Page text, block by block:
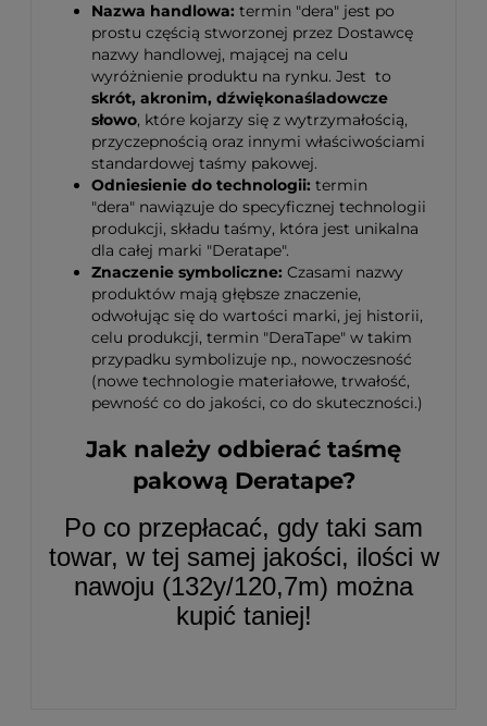
Nazwa handlowa: termin "dera" jest po
prostu częścią stworzonej przez Dostawcę
nazwy handlowej, mającej na celu
wyróżnienie produktu na rynku. Jest to
skrót, akronim, dźwiękonaśladowcze
słowo, które kojarzy się z wytrzymałością,
przyczepnością oraz innymi właściwościami
standardowej taśmy pakowej.
Odniesienie do technologii: termin
"dera" nawiązuje do specyficznej technologii
produkcji, składu taśmy, która jest unikalna
dla całej marki "Deratape".
Znaczenie symboliczne: Czasami nazwy
produktów mają głębsze znaczenie,
odwołując się do wartości marki, jej historii,
celu produkcji, termin "DeraTape" w takim
przypadku symbolizuje np., nowoczesność
(nowe technologie materiałowe, trwałość,
pewność co do jakości, co do skuteczności.)
Jak należy odbierać taśmę
pakową Deratape?
Po co przepłacać, gdy taki sam
towar, w tej samej jakości, ilości w
nawoju (132y/120,7m) można
kupić taniej!